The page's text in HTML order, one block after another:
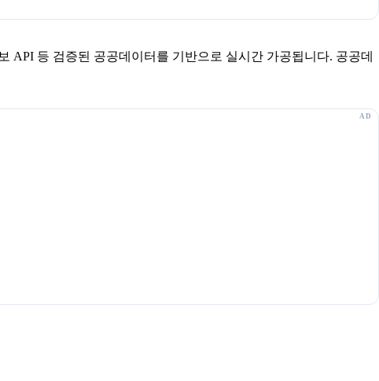
API 등 검증된 공공데이터를 기반으로 실시간 가공됩니다. 공공데